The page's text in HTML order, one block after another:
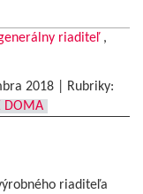
riaditeľ,
2018
Rubriky:
DOMA
riaditeľa